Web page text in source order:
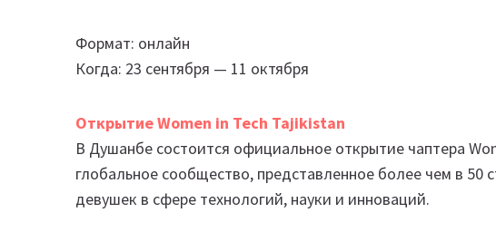
Формат: онлайн
Когда: 23 сентября — 11 октября
Открытие Women in Tech Tajikistan
В Душанбе состоится официальное открытие чаптера
глобальное сообщество, представленное более чем в
девушек в сфере технологий, науки и инноваций.